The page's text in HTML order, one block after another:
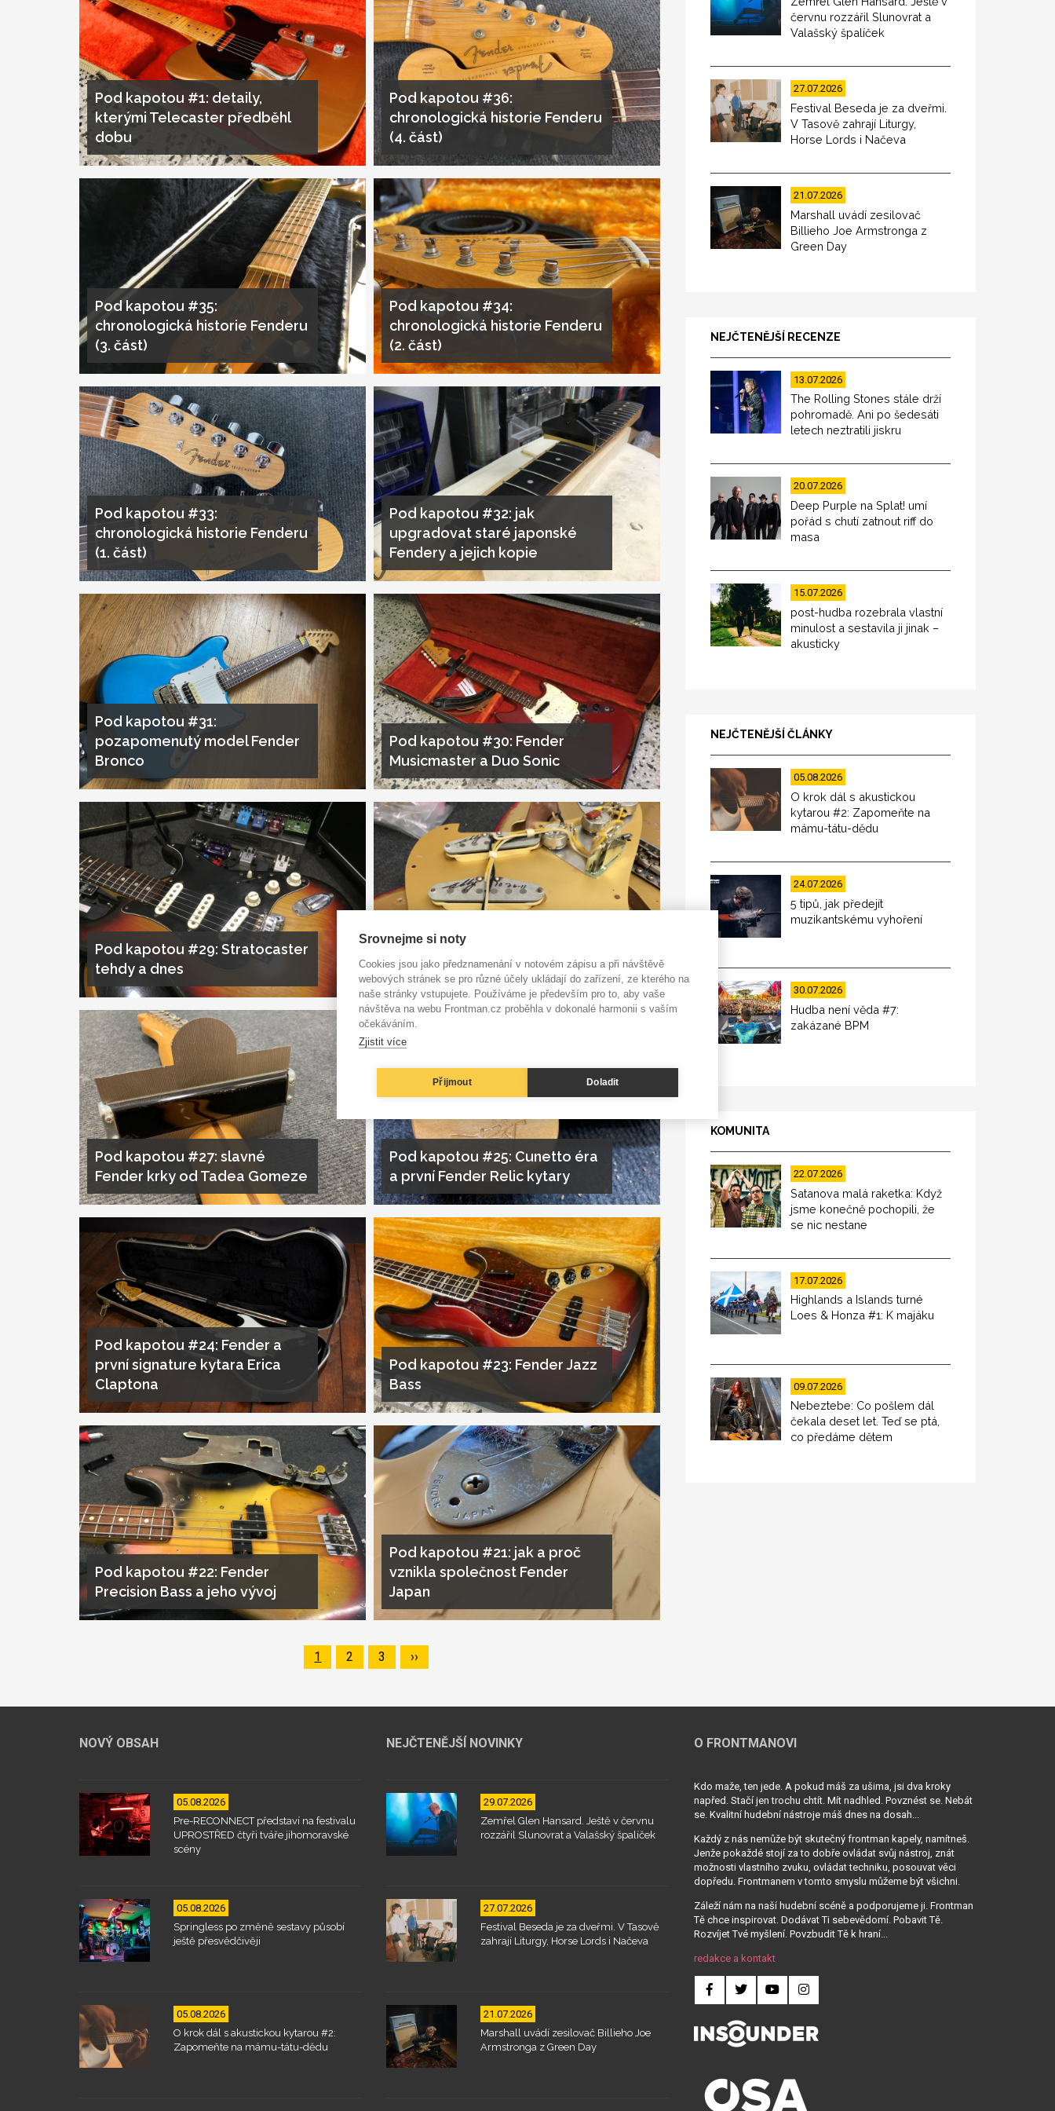
Pod kapotou #1: detaily,
kterými Telecaster předběhl
dobu
Pod kapotou #36:
chronologická historie Fenderu
(4. část)
Pod kapotou #35:
chronologická historie Fenderu
(3. část)
Pod kapotou #34:
chronologická historie Fenderu
(2. část)
Pod kapotou #33:
chronologická historie Fenderu
(1. část)
Pod kapotou #32: jak
upgradovat staré japonské
Fendery a jejich kopie
Pod kapotou #31:
pozapomenutý model Fender
Bronco
Pod kapotou #30: Fender
Musicmaster a Duo Sonic
Pod kapotou #29: Stratocaster
tehdy a dnes
Ybarra a její práce zasvěcená
Fenderu
Pod kapotou #27: slavné
Fender krky od Tadea Gomeze
Pod kapotou #25: Cunetto éra
a první Fender Relic kytary
Pod kapotou #24: Fender a
první signature kytara Erica
Claptona
Pod kapotou #23: Fender Jazz
Bass
Pod kapotou #22: Fender
Precision Bass a jeho vývoj
Pod kapotou #21: jak a proč
vznikla společnost Fender
Japan
Page
1 Page
2 Page
3
Následující
››
červnu rozzářil Slunovrat a
Valašský špalíček
27.07.2026
Festival Beseda je za dveřmi.
V Tasově zahrají Liturgy,
Horse Lords i Načeva
21.07.2026
Marshall uvádí zesilovač
Billieho Joe Armstronga z
Green Day
NEJČTENĚJŠÍ RECENZE
13.07.2026
The Rolling Stones stále drží
pohromadě. Ani po šedesáti
letech neztratili jiskru
20.07.2026
Deep Purple na Splat! umí
pořád s chutí zatnout riff do
masa
15.07.2026
post-hudba rozebrala vlastní
minulost a sestavila ji jinak –
akusticky
NEJČTENĚJŠÍ ČLÁNKY
05.08.2026
O krok dál s akustickou
kytarou #2: Zapomeňte na
mámu-tátu-dědu
24.07.2026
5 tipů, jak předejít
muzikantskému vyhoření
30.07.2026
Hudba není věda #7:
zakázané BPM
KOMUNITA
22.07.2026
Satanova malá raketka: Když
jsme konečně pochopili, že
se nic nestane
17.07.2026
Highlands a Islands turné
Loes & Honza #1: K majáku
09.07.2026
Nebeztebe: Co pošlem dál
čekala deset let. Teď se ptá,
co předáme dětem
NOVÝ OBSAH
05.08.2026
Pre-RECONNECT představí na festivalu
UPROSTŘED čtyři tváře jihomoravské
scény
05.08.2026
Springless po změně sestavy působí
ještě přesvědčivěji
05.08.2026
O krok dál s akustickou kytarou #2:
Zapomeňte na mámu-tátu-dědu
NEJČTENĚJŠÍ NOVINKY
29.07.2026
Zemřel Glen Hansard. Ještě v červnu
rozzářil Slunovrat a Valašský špalíček
27.07.2026
Festival Beseda je za dveřmi. V Tasově
zahrají Liturgy, Horse Lords i Načeva
21.07.2026
Marshall uvádí zesilovač Billieho Joe
Armstronga z Green Day
O FRONTMANOVI
Kdo maže, ten jede. A pokud máš za ušima, jsi dva kroky
napřed. Stačí jen trochu chtít. Mít nadhled. Povznést se. Nebát
se. Kvalitní hudební nástroje máš dnes na dosah...
Každý z nás nemůže být skutečný frontman kapely, namítneš.
Jenže pokaždé stojí za to dobře ovládat svůj nástroj, znát
možnosti vlastního zvuku, ovládat techniku, posouvat věci
dopředu. Frontmanem v tomto smyslu můžeme být všichni.
Záleží nám na naší hudební scéně a podporujeme ji. Frontman
Tě chce inspirovat. Dodávat Ti sebevědomí. Pobavit Tě.
Rozvíjet Tvé myšlení. Povzbudit Tě k hraní...
redakce a kontakt
Srovnejme si noty
Cookies jsou jako předznamenání v notovém zápisu a při návštěvě
webových stránek se pro různé účely ukládají do zařízení, ze kterého na
naše stránky vstupujete. Používáme je především pro to, aby vaše
návštěva na webu Frontman.cz proběhla v dokonalé harmonii s vaším
očekáváním.
Zjistit více
Přijmout Doladit